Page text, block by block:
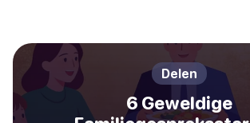
Delen
6 Geweldige